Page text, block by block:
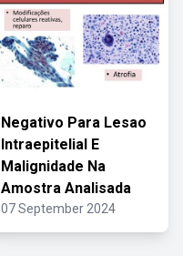
Negativo Para Lesao
Intraepitelial E
Malignidade Na
Amostra Analisada
07 September 2024